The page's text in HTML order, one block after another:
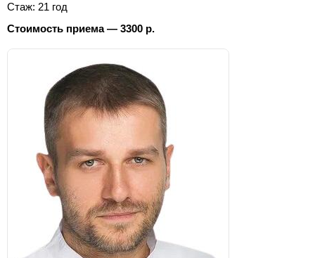
Стаж: 21 год
Стоимость приема — 3300 р.